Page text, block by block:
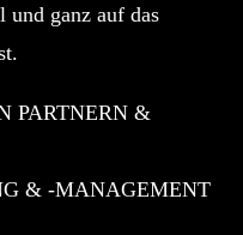
ganz auf das
PARTNERN &
& -MANAGEMENT